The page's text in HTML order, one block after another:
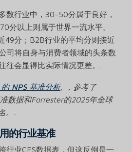
数行业中，30–50分属于良好，
分以上则属于世界一流水平。
49分；B2B行业的平均分则接近
司将自身与消费者领域的头条数
往会显得比实际情况更差。.
NPS 基准分析, ，参考了
数据和Forrester的2025年全球
。.
的行业基准
行业CES数据表，但这反倒是一